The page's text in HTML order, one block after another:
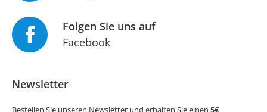
Folgen Sie uns auf
Facebook
Newsletter
Bestellen Sie unseren Newsletter und erhalten Sie einen 5€